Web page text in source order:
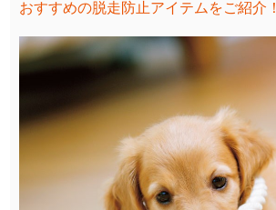
おすすめの脱走防止アイテムをご紹介！